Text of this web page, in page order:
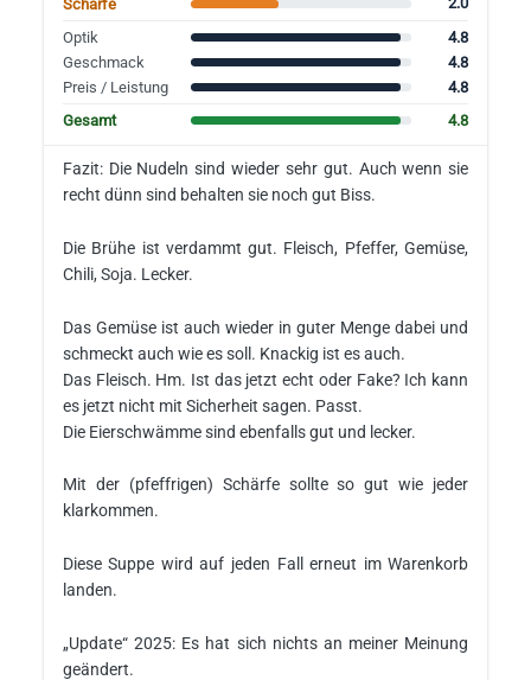
Schärfe
Optik
4.8
Geschmack
4.8
Preis / Leistung
4.8
Gesamt
4.8
Fazit: Die Nudeln sind wieder sehr gut. Auch wenn sie
recht dünn sind behalten sie noch gut Biss.
Die Brühe ist verdammt gut. Fleisch, Pfeffer, Gemüse,
Chili, Soja. Lecker.
Das Gemüse ist auch wieder in guter Menge dabei und
schmeckt auch wie es soll. Knackig ist es auch.
Das Fleisch. Hm. Ist das jetzt echt oder Fake? Ich kann
es jetzt nicht mit Sicherheit sagen. Passt.
Die Eierschwämme sind ebenfalls gut und lecker.
Mit der (pfeffrigen) Schärfe sollte so gut wie jeder
klarkommen.
Diese Suppe wird auf jeden Fall erneut im Warenkorb
landen.
„Update“ 2025: Es hat sich nichts an meiner Meinung
geändert.